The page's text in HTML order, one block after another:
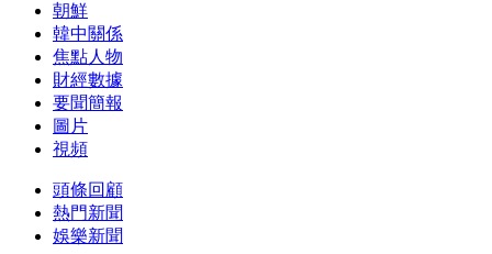
朝鮮
韓中關係
焦點人物
財經數據
要聞簡報
圖片
視頻
頭條回顧
熱門新聞
娛樂新聞